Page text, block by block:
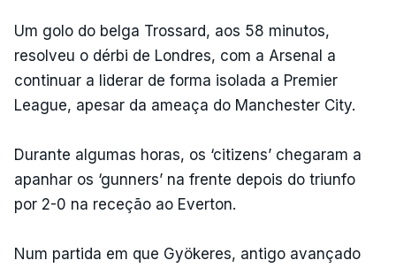
Um golo do belga Trossard, aos 58 minutos,
resolveu o dérbi de Londres, com a Arsenal a
continuar a liderar de forma isolada a Premier
League, apesar da ameaça do Manchester City.
Durante algumas horas, os ‘citizens’ chegaram a
apanhar os ‘gunners’ na frente depois do triunfo
por 2-0 na receção ao Everton.
Num partida em que Gyökeres, antigo avançado